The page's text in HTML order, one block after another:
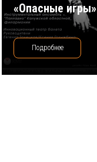
«Опасные игры»
Подробнее